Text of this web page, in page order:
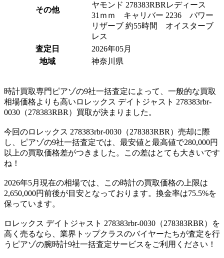
その他
ヤモンド 278383RBRレディース
31ｍｍ キャリバー 2236 パワー
リザーブ 約55時間 オイスターブ
レス
査定日
2026年05月
地域
神奈川県
時計買取専門ピアゾの9社一括査定によって、一般的な買取
相場価格よりも高いロレックス デイトジャスト 278383rbr-
0030（278383RBR）買取が決まりました。
今回のロレックス 278383rbr-0030（278383RBR）売却に際
し、ピアゾの9社一括査定では、最安値と最高値で280,000円
以上の買取価格差がつきました。この差はとても大きいです
ね！
2026年5月現在の相場では、この時計の買取価格の上限は
2,650,000円前後が目安となっております。換金率は75.5%を
保っています。
ロレックス デイトジャスト 278383rbr-0030（278383RBR）を
高く売るなら、業界トップクラスのバイヤーたちが査定を行
うピアゾの腕時計9社一括査定サービスをご利用ください！